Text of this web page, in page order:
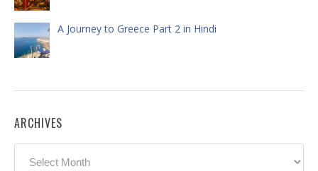
A Journey to Greece Part 2 in Hindi
ARCHIVES